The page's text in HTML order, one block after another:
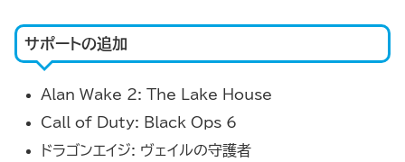
サポートの追加
Alan Wake 2: The Lake House
Call of Duty: Black Ops 6
ドラゴンエイジ: ヴェイルの守護者